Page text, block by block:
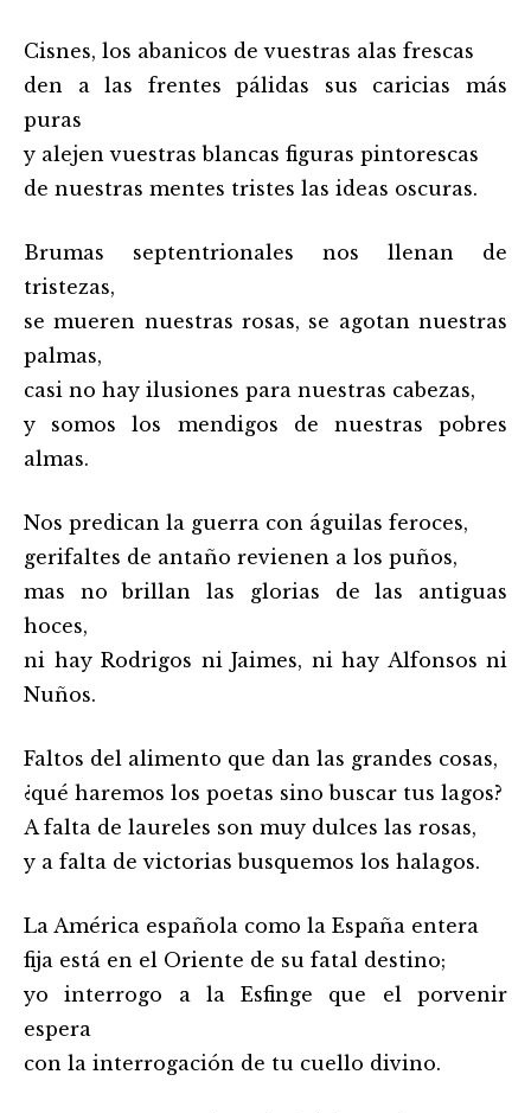
Cisnes, los abanicos de vuestras alas frescas
den a las frentes pálidas sus caricias más
puras
y alejen vuestras blancas figuras pintorescas
de nuestras mentes tristes las ideas oscuras.
Brumas septentrionales nos llenan de
tristezas,
se mueren nuestras rosas, se agotan nuestras
palmas,
casi no hay ilusiones para nuestras cabezas,
y somos los mendigos de nuestras pobres
almas.
Nos predican la guerra con águilas feroces,
gerifaltes de antaño revienen a los puños,
mas no brillan las glorias de las antiguas
hoces,
ni hay Rodrigos ni Jaimes, ni hay Alfonsos ni
Nuños.
Faltos del alimento que dan las grandes cosas,
¿qué haremos los poetas sino buscar tus lagos?
A falta de laureles son muy dulces las rosas,
y a falta de victorias busquemos los halagos.
La América española como la España entera
fija está en el Oriente de su fatal destino;
yo interrogo a la Esfinge que el porvenir
espera
con la interrogación de tu cuello divino.